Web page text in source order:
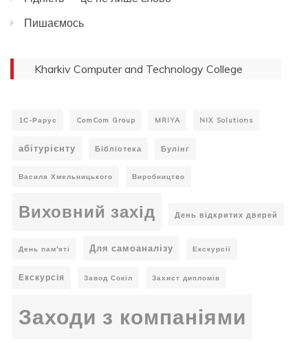
Пишаємось
Kharkiv Computer and Technology College
1С-Рарус ComCom Group MRIYA NIX Solutions
абітурієнту Бібліотека Булінг
Василя Хмельницького Виробництво
Виховний захід День відкритих дверей
День пам'яті Для самоаналізу Екскурсії
Екскурсія Завод Сокіл Захист дипломів
Заходи з компаніями